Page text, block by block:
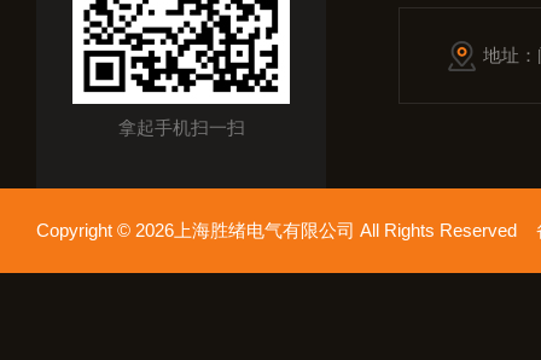
拿起手机扫一扫
地址
Copyright © 2026上海胜绪电气有限公司 All Rights Reserved